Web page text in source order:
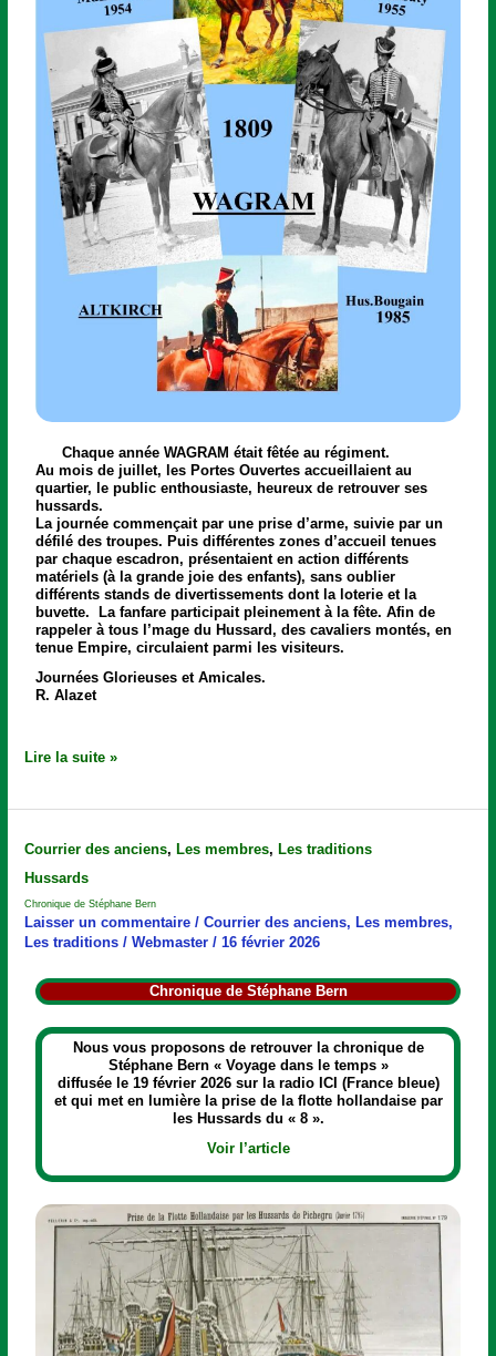
Chaque annéeWAGRAM était fêtée au régiment.
Au mois de juillet, les Portes Ouvertes accueillaient au
quartier, le public enthousiaste, heureux de retrouver ses
hussards.
La journée commençait par une prise d’arme, suivie par un
défilé des troupes. Puis différentes zones d’accueil tenues
par chaque escadron, présentaient en action différents
matériels (à la grande joie des enfants), sans oublier
différents stands de divertissements dont la loterie et la
buvette. La fanfare participait pleinement à la fête. Afin de
rappeler à tous l’mage du Hussard, des cavaliers montés, en
tenue Empire, circulaient parmi les visiteurs.
Journées Glorieuses et Amicales.
R. Alazet
Lire la suite »
Courrier des anciens, Les membres, Les traditions
Hussards
Chronique de Stéphane Bern
Laisser un commentaire /Courrier des anciens, Les membres,
Les traditions /Webmaster/16 février 2026
Chronique de Stéphane Bern
Nous vous proposons de retrouver la chronique de
Stéphane Bern « Voyage dans le temps »
diffusée le 19 février 2026 sur la radio ICI (France bleue)
et qui met en lumière la prise de la flotte hollandaise par
les Hussards du « 8 ».
Voir l’article
Chronique
Stéphane
Bern